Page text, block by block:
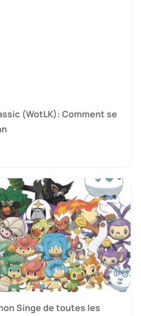
(WotLK): Comment se
Singe de toutes les